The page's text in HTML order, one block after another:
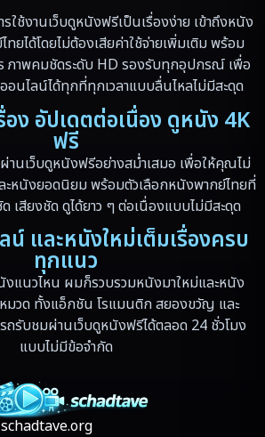
ใช้งานเว็บดูหนังฟรีเป็นเรื่องง่าย เข้าถึงหนัง
ยได้โดยไม่ต้องเสียค่าใช้จ่ายเพิ่มเติม พร้อม
ภาพคมชัดระดับ HD รองรับทุกอุปกรณ์ เพื่อ
นไลน์ได้ทุกที่ทุกเวลาแบบลื่นไหลไม่มีสะดุด
อง อัปเดตต่อเนื่อง ดูหนัง 4K
ฟรี
านเว็บดูหนังฟรีอย่างสม่ำเสมอ เพื่อให้คุณไม่
ะหนังยอดนิยม พร้อมตัวเลือกหนังพากย์ไทยที่
เสียงชัด ดูได้ยาว ๆ ต่อเนื่องแบบไม่มีสะดุด
น์ และหนังใหม่เต็มเรื่องครบ
ทุกแนว
แนวไหน ผมก็รวบรวมหนังมาใหม่และหนัง
มวด ทั้งแอ็กชัน โรแมนติก สยองขวัญ และ
รับชมผ่านเว็บดูหนังฟรีได้ตลอด 24 ชั่วโมง
แบบไม่มีข้อจำกัด